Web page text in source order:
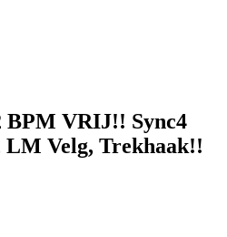
BPM VRIJ!! Sync4
LM Velg, Trekhaak!!